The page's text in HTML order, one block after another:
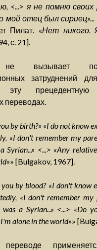
<...> я не помню
мой отец был
Пилат. «Нет никого.
с. 21].
не вызывает
затруднений
эту
переводах.
by birth?» «I do not know
«I don't remember my
Syrian...» <...> «Any
» [Bulgakov, 1967].
by blood? «I don't know
«I don't remember my
a Syrian...» <...> «Do
I'm alone in the world»»